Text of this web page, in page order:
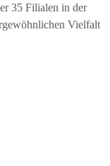
35 Filialen in der
Vielfalt